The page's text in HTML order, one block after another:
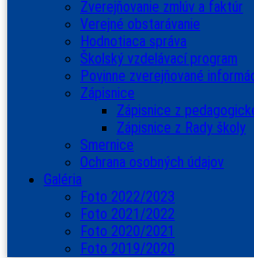
Zverejňovanie zmlúv a faktúr
Verejné obstarávanie
Hodnotiaca správa
Školský vzdelávací program
Povinne zverejňované
Zápisnice
Zápisnice z
Zápisnice z Rady školy
Smernice
Ochrana osobných údajov
Galéria
Foto 2022/2023
Foto 2021/2022
Foto 2020/2021
Foto 2019/2020